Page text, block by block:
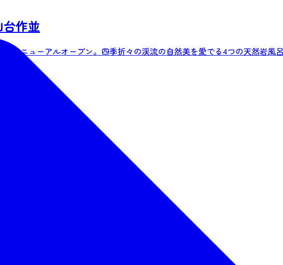
作並
リニューアルオープン。四季折々の渓流の自然美を愛でる4つの天然岩風